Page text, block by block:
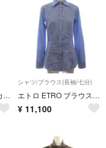
ETRO エトロ ボタニカルペイズリーシルクニットセーター ミックスカラー M
シャツ/ブラウス(長袖/七分)
エトロ ETRO ブラウス シャツ 長袖 グレンチェック ブルー 38
¥ 11,100